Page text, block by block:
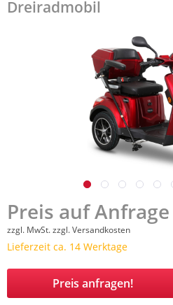
Dreiradmobil
Preis auf Anfrage
zzgl. MwSt.zzgl. Versandkosten
Lieferzeit ca. 14 Werktage
Preis anfragen!